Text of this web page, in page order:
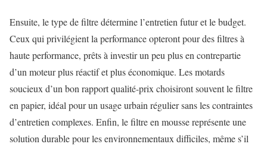
Ensuite, le type de filtre détermine l’entretien futur et le budget.
Ceux qui privilégient la performance opteront pour des filtres à
haute performance, prêts à investir un peu plus en contrepartie
d’un moteur plus réactif et plus économique. Les motards
soucieux d’un bon rapport qualité-prix choisiront souvent le filtre
en papier, idéal pour un usage urbain régulier sans les contraintes
d’entretien complexes. Enfin, le filtre en mousse représente une
solution durable pour les environnementaux difficiles, même s’il